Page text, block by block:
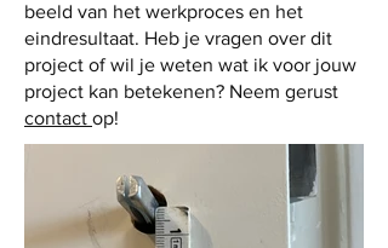
beeld van het werkproces en het
eindresultaat. Heb je vragen over dit
project of wil je weten wat ik voor jouw
project kan betekenen? Neem gerust
contact op!